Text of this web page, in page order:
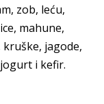
zob, leću,
mahune,
jagode,
i kefir.